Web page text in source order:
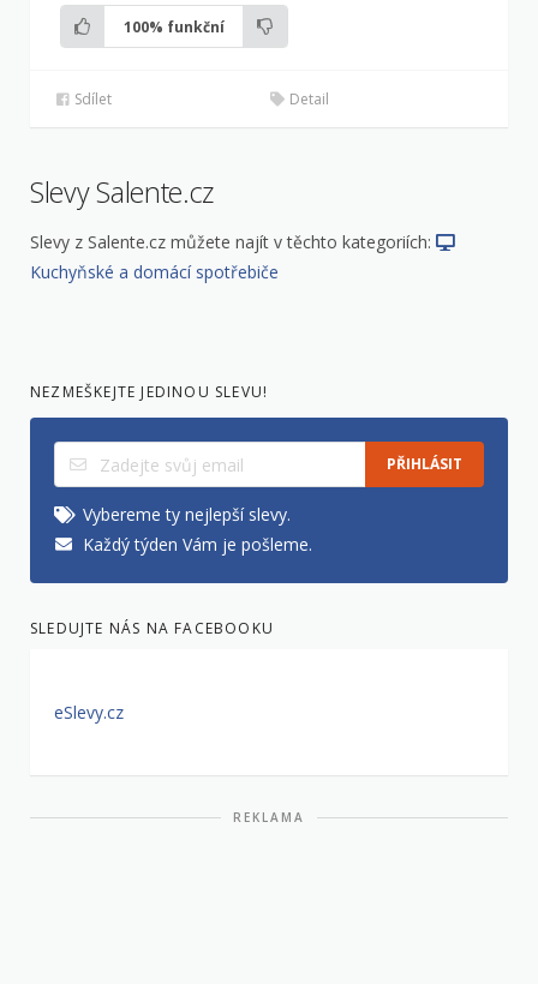
100% funkční
Sdílet Detail
Slevy Salente.cz
Slevy z Salente.cz můžete najít v těchto kategoriích:
Kuchyňské a domácí spotřebiče
NEZMEŠKEJTE JEDINOU SLEVU!
PŘIHLÁSIT
Vybereme ty nejlepší slevy.
Každý týden Vám je pošleme.
SLEDUJTE NÁS NA FACEBOOKU
eSlevy.cz
REKLAMA